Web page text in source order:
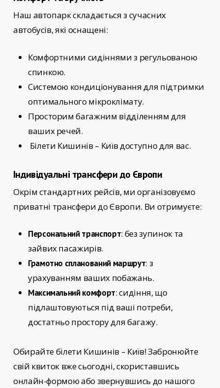
Наш автопарк складається з сучасних
автобусів, які оснащені:
Комфортними сидіннями з регульованою
спинкою.
Системою кондиціонування для підтримки
оптимального мікроклімату.
Просторим багажним відділенням для
ваших речей.
Білети Кишинів – Київ доступно для вас.
Індивідуальні трансфери до Європи
Окрім стандартних рейсів, ми організовуємо
приватні трансфери до Європи. Ви отримуєте:
Персональний транспорт: без зупинок та
зайвих пасажирів.
Грамотно спланований маршрут: з
урахуванням ваших побажань.
Максимальний комфорт: сидіння, що
підлаштовуються під ваші потреби,
достатньо простору для багажу.
Обирайтебілети Кишинів – Київ!Забронюйте
свій квиток вже сьогодні, скориставшись
онлайн-формою або звернувшись до нашого